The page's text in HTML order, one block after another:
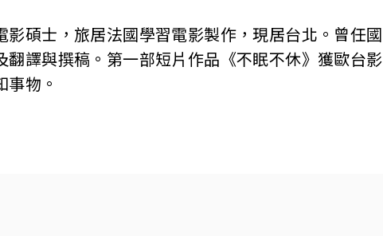
碩士，旅居法國學習電影製作，現居台北。曾任國
譯與撰稿。第一部短片作品《不眠不休》獲歐台影
物。